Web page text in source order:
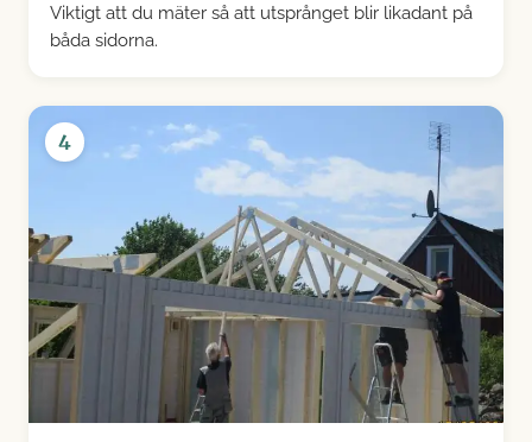
Viktigt att du mäter så att utsprånget blir likadant på
båda sidorna.
4